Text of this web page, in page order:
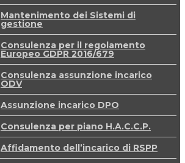
Mantenimento dei Sistemi di
gestione
Consulenza per il regolamento
Europeo GDPR 2016/679
Consulenza assunzione incarico
ODV
Assunzione incarico DPO
Consulenza per piano H.A.C.C.P.
Affidamento dell’incarico di RSPP